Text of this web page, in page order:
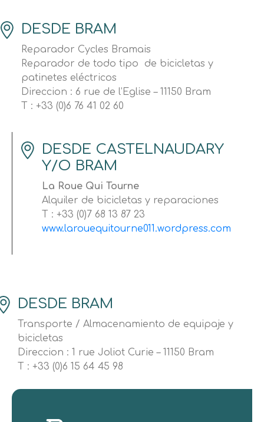
DESDE BRAM
Reparador Cycles Bramais
Reparador de todo tipo de bicicletas y
patinetes eléctricos
Direccion : 6 rue de l’Eglise – 11150 Bram
T : +33 (0)6 76 41 02 60
DESDE CASTELNAUDARY
Y/O BRAM
La Roue Qui Tourne
Alquiler de bicicletas y reparaciones
T : +33 (0)7 68 13 87 23
www.larouequitourne011.wordpress.com
DESDE BRAM
Transporte / Almacenamiento de equipaje y
bicicletas
Direccion : 1 rue Joliot Curie – 11150 Bram
T : +33 (0)6 15 64 45 98